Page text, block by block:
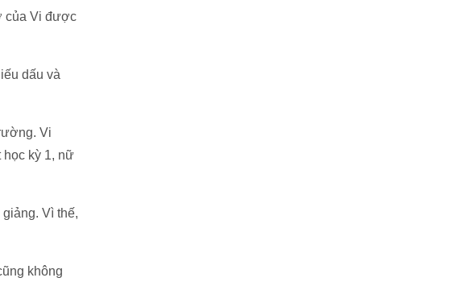
của Vi được
dấu và
Vi
học kỳ 1, nữ
Vì thế,
không